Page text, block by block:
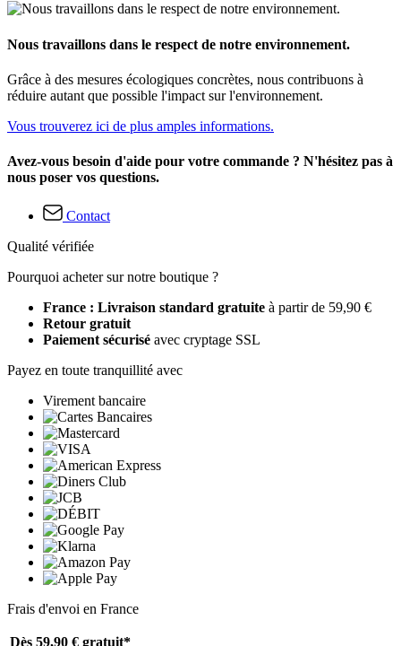
Nous travaillons dans le respect de notre environnement.
Grâce à des mesures écologiques concrètes, nous contribuons à
réduire autant que possible l'impact sur l'environnement.
Vous trouverez ici de plus amples informations.
Avez-vous besoin d'aide pour votre commande ? N'hésitez pas à
nous poser vos questions.
Contact
Qualité vérifiée
Pourquoi acheter sur notre boutique ?
France : Livraison standard gratuite à partir de 59,90 €
Retour gratuit
Paiement sécurisé avec cryptage SSL
Payez en toute tranquillité avec
Virement bancaire
Frais d'envoi en France
Dès 59,90 € gratuit*